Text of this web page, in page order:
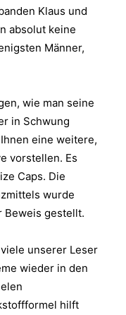
Klaus und
absolut keine
Männer,
wie man seine
in Schwung
eine weitere,
vorstellen. Es
Caps. Die
wurde
Beweis gestellt.
unserer Leser
wieder in den
hilft